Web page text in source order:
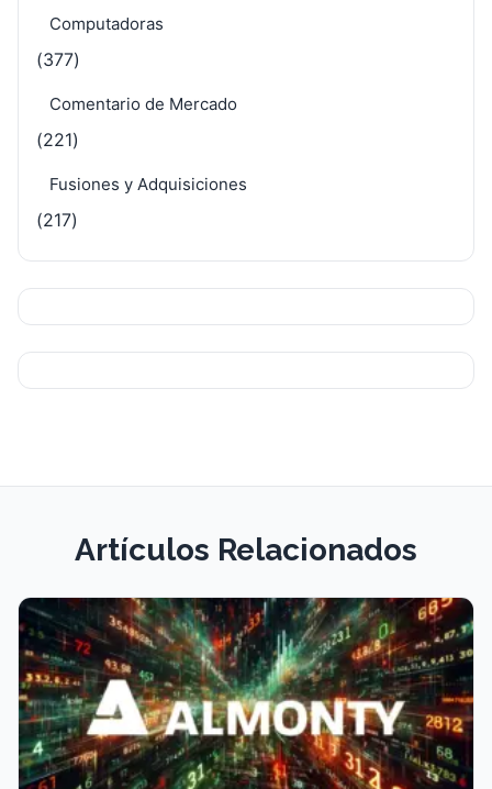
Computadoras
(377)
Comentario de Mercado
(221)
Fusiones y Adquisiciones
(217)
Artículos Relacionados